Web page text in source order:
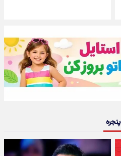
پنجره